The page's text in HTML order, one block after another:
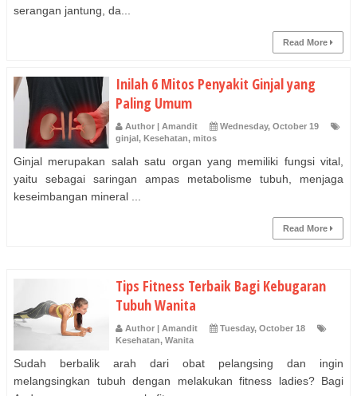
serangan jantung, da...
Read More
Inilah 6 Mitos Penyakit Ginjal yang
Paling Umum
Author | Amandit
Wednesday, October 19
ginjal, Kesehatan, mitos
Ginjal merupakan salah satu organ yang memiliki fungsi vital,
yaitu sebagai saringan ampas metabolisme tubuh, menjaga
keseimbangan mineral ...
Read More
Tips Fitness Terbaik Bagi Kebugaran
Tubuh Wanita
Author | Amandit
Tuesday, October 18
Kesehatan, Wanita
Sudah berbalik arah dari obat pelangsing dan ingin
melangsingkan tubuh dengan melakukan fitness ladies? Bagi